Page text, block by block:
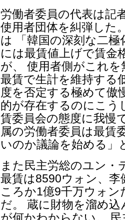
労働者委員の代表は記
使用者団体を糾弾した
は 「韓国の深刻な二
には最賃値上げで賃金
が、 使用者側がこれ
最賃で生計を維持する
度を否定する極めて傲
的が存在するのにこう
賃委員会の態度に我慢
属の労働者委員は最賃
いのか議論を始める」
また民主労総のユン・
最賃は8590ウォン、
ころか1億9千万ウォン
だ。 蔵に財物を溜め
が何かわからない。